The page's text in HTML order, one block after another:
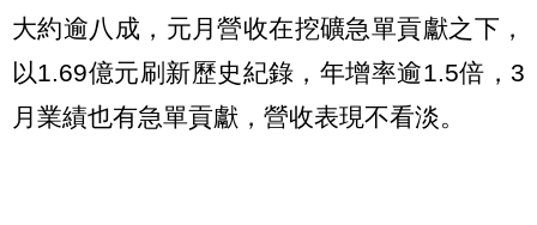
大約逾八成，元月營收在挖礦急單貢獻之下，
以1.69億元刷新歷史紀錄，年增率逾1.5倍，3
月業績也有急單貢獻，營收表現不看淡。